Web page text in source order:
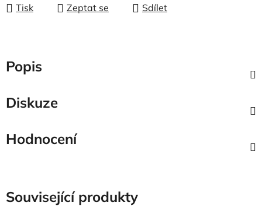
Tisk Zeptat se Sdílet
Popis
Diskuze
Hodnocení
Související produkty